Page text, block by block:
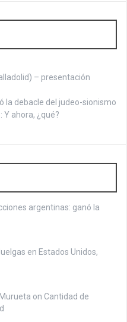
– presentación
la debacle del judeo-sionismo
Y ahora, ¿qué?
argentinas: ganó la
en Estados Unidos,
on Cantidad de